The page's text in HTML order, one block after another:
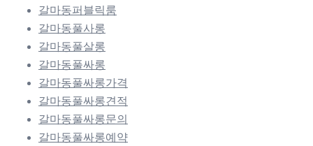
갈마동퍼블릭룸
갈마동풀사롱
갈마동풀살롱
갈마동풀싸롱
갈마동풀싸롱가격
갈마동풀싸롱견적
갈마동풀싸롱문의
갈마동풀싸롱예약